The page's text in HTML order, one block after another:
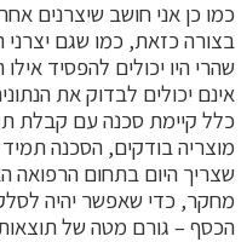
כמו כן אני חושב שיצרנים
בצורה כזאת, כמו שגם יצרני
שהרי היו יכולים להפסיד
אינם יכולים לבדוק את
כלל קיימת סכנה עם קבלת
מוצריה בודקים, הסכנה
שצריך היום בתחום הרפואה
מחקר, כדי שאפשר יהיה
הכסף – גורם מטה של